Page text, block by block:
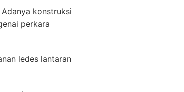
konstruksi
perkara
ledes lantaran